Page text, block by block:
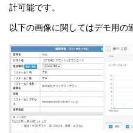
計可能です。
以下の画像に関してはデモ用の